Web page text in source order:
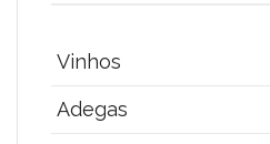
Vinhos
Adegas